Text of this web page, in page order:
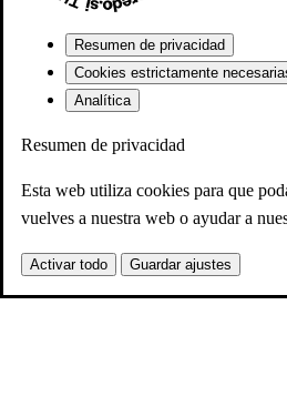
Resumen de privacidad
Cookies estrictamente
Analítica
Resumen de privacidad
Esta web utiliza cookies para que
vuelves a nuestra web o ayudar a
Activar todo Guardar ajustes